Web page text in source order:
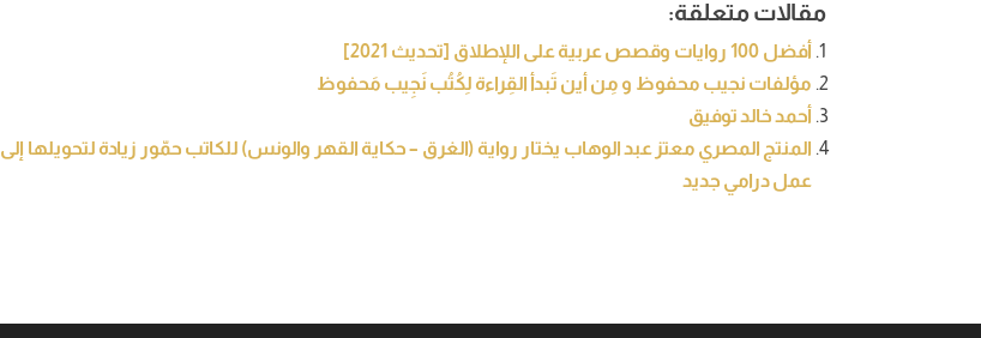
مقالات متعلقة:
أفضل 100 روايات وقصص عربية على اللإطلاق [تحديث 2021]
مؤلفات نجيب محفوظ و مِن أين تَبدأ القِراءة لِكُتُب نَجِيب مَحفوظ
أحمد خالد توفيق
المنتج المصري معتز عبد الوهاب يختار رواية (الغرق – حكاية القهر والونس) للكاتب حمّور زيادة لتحويلها إلى
عمل درامي جديد